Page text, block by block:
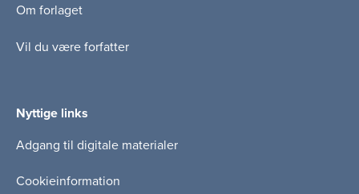
Om forlaget
Vil du være forfatter
Nyttige links
Adgang til digitale materialer
Cookieinformation